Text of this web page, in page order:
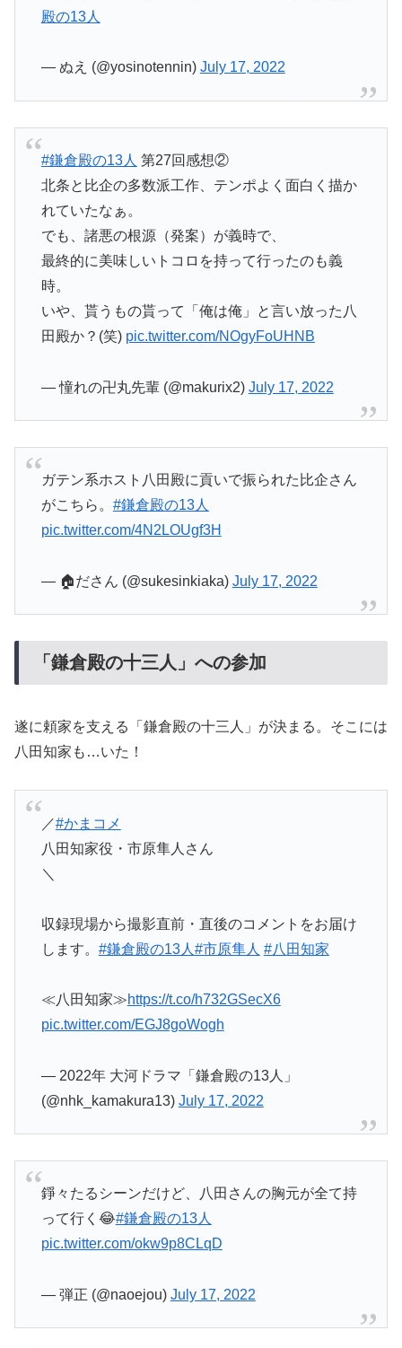
殿の13人
— ぬえ (@yosinotennin) July 17, 2022
#鎌倉殿の13人 第27回感想②
北条と比企の多数派工作、テンポよく面白く描か
れていたなぁ。
でも、諸悪の根源（発案）が義時で、
最終的に美味しいトコロを持って行ったのも義
時。
いや、貰うもの貰って「俺は俺」と言い放った八
田殿か？(笑) pic.twitter.com/NOgyFoUHNB
— 憧れの卍丸先輩 (@makurix2) July 17, 2022
ガテン系ホスト八田殿に貢いで振られた比企さん
がこちら。 #鎌倉殿の13人
pic.twitter.com/4N2LOUgf3H
— 🏠ださん (@sukesinkiaka) July 17, 2022
「鎌倉殿の十三人」への参加
遂に頼家を支える「鎌倉殿の十三人」が決まる。そこには
八田知家も…いた！
／#かまコメ
八田知家役・市原隼人さん
＼
収録現場から撮影直前・直後のコメントをお届け
します。 #鎌倉殿の13人 #市原隼人 #八田知家
≪八田知家≫https://t.co/h732GSecX6
pic.twitter.com/EGJ8goWogh
— 2022年 大河ドラマ「鎌倉殿の13人」
(@nhk_kamakura13) July 17, 2022
錚々たるシーンだけど、八田さんの胸元が全て持
って行く😂#鎌倉殿の13人
pic.twitter.com/okw9p8CLqD
— 弾正 (@naoejou) July 17, 2022